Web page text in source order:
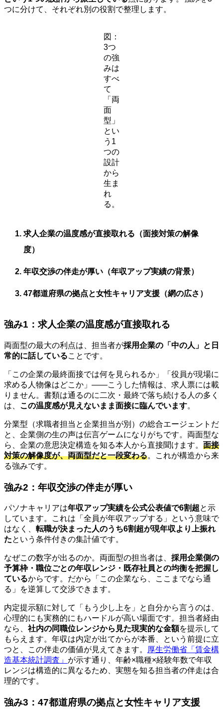
つに分けて、それぞれ別の役割で整理します。
図：
3つ
の強
みは
すべ
て
「両
面
型」
とい
う1
つの
設計
から
生ま
れ
る。
求人企業の温度感が直接取れる（面接対策の解像
度）
年収交渉の伴走が厚い（年収アップ実績の背景）
47都道府県の拠点と女性キャリア支援（網の広さ）
強み1：求人企業の温度感が直接取れる
両面型の最大の利点は、担当者が採用企業の「中の人」と日
常的に話していることです。
「この企業の最終面接では何を見られるか」「役員が現場に
求める人物像はどこか」——こうした情報は、求人票には載
りません。書類は通るのに二次・最終で落ち続ける人の多く
は、 この温度感が見えないまま面接に臨んでいます。
分業型（求職者担当と企業担当が別）の総合エージェントだ
と、企業側の生の声は伝言ゲームになりがちです。両面型な
ら、企業の意思決定構造を知る本人から直接聞けます。 面接
対策の解像度が、両面型だと一段変わる。これが構造から来
る強みです。
強み2：年収交渉の伴走が厚い
パソナキャリアは年収アップ実績を公式公表値で6割超と示
しています。これは「全員が年収アップする」という意味で
はなく、 転職が決まった人のうち6割超が現年収より上振れ
たという条件付きの集計値です。
なぜこの数字が出るのか。両面型の担当者は、 採用企業側の
予算枠・職位ごとの年収レンジ・既存社員との均衡を把握し
ているからです。だから「この企業なら、ここまでなら通
る」を逆算して交渉できます。
内定提示額に対して「もう少し上を」と自分から言うのは、
心理的にも実務的にもハードルが高い場面です。担当者経由
なら、 社内の同職位レンジから見た現実的な金額を提示して
もらえます。年収は内定が出てからが本番、という前提に立
つと、この伴走の価値が見えてきます。
厚生労働省「賃金構
造基本統計調査」 が示す通り、年齢×職種×経験年数で年収
レンジは構造的に異なるため、実態を知る担当者の伴走は合
理的です。
強み3：47都道府県の拠点と女性キャリア支援